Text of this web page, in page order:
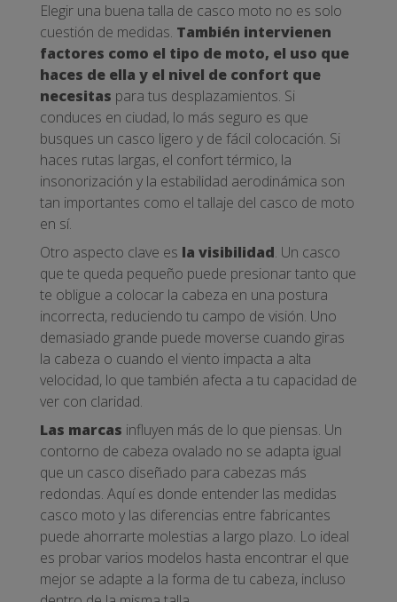
Elegir una buena talla de casco moto no es solo
cuestión de medidas. También intervienen
factores como el tipo de moto, el uso que
haces de ella y el nivel de confort que
necesitas para tus desplazamientos. Si
conduces en ciudad, lo más seguro es que
busques un casco ligero y de fácil colocación. Si
haces rutas largas, el confort térmico, la
insonorización y la estabilidad aerodinámica son
tan importantes como el tallaje del casco de moto
en sí.
Otro aspecto clave es la visibilidad. Un casco
que te queda pequeño puede presionar tanto que
te obligue a colocar la cabeza en una postura
incorrecta, reduciendo tu campo de visión. Uno
demasiado grande puede moverse cuando giras
la cabeza o cuando el viento impacta a alta
velocidad, lo que también afecta a tu capacidad de
ver con claridad.
Las marcas influyen más de lo que piensas. Un
contorno de cabeza ovalado no se adapta igual
que un casco diseñado para cabezas más
redondas. Aquí es donde entender las medidas
casco moto y las diferencias entre fabricantes
puede ahorrarte molestias a largo plazo. Lo ideal
es probar varios modelos hasta encontrar el que
mejor se adapte a la forma de tu cabeza, incluso